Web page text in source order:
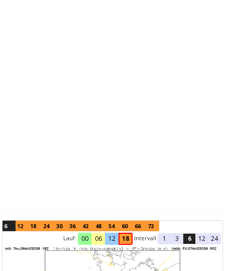
6 12 18 24 30 36 42 48 54 60 66
72
Lauf:
00 06 12 18 Intervall 1 3 6 12 24